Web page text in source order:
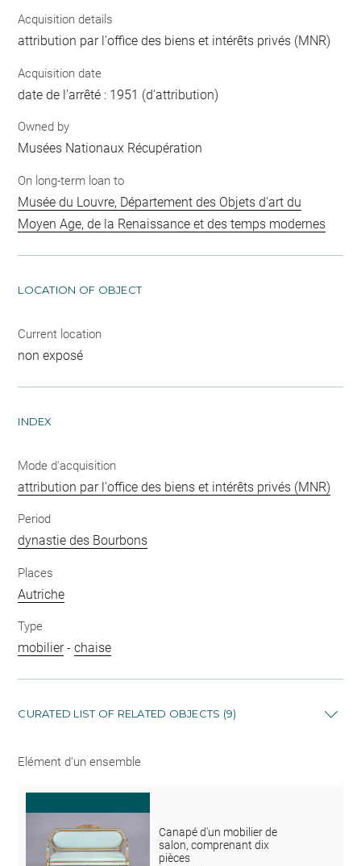
Acquisition details
attribution par l'office des biens et intérêts privés (MNR)
Acquisition date
date de l'arrêté : 1951 (d'attribution)
Owned by
Musées Nationaux Récupération
On long-term loan to
Musée du Louvre, Département des Objets d'art du
Moyen Age, de la Renaissance et des temps modernes
LOCATION OF OBJECT
Current location
non exposé
INDEX
Mode d'acquisition
attribution par l'office des biens et intérêts privés (MNR)
Period
dynastie des Bourbons
Places
Autriche
Type
mobilier-chaise
CURATED LIST OF RELATED OBJECTS (9)
Elément d'un ensemble
Canapé d'un mobilier de
salon, comprenant dix
pièces